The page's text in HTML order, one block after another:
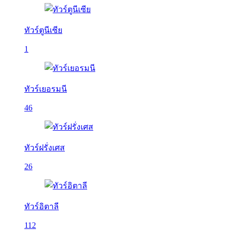
ทัวร์ตูนีเซีย
1
ทัวร์เยอรมนี
46
ทัวร์ฝรั่งเศส
26
ทัวร์อิตาลี
112